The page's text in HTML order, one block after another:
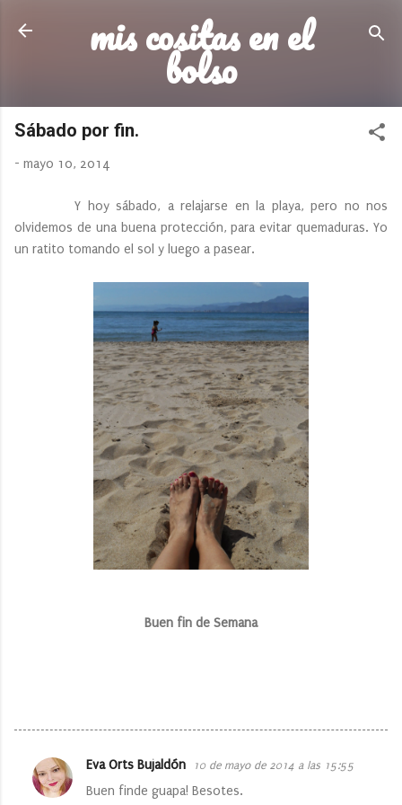
Ir al contenido principal
mis cositas en el
bolso
Sábado por fin.
- mayo 10, 2014
Y hoy sábado, a relajarse en la playa, pero no nos
olvidemos de una buena protección, para evitar quemaduras. Yo
un ratito tomando el sol y luego a pasear.
Buen fin de Semana
C
Eva Orts Bujaldón 10 de mayo de 2014 a las 15:55
Buen finde guapa! Besotes.